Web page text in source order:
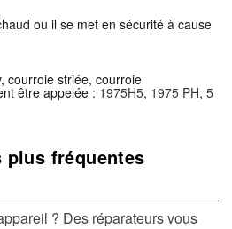
ou il se met en sécurité à cause
courroie striée, courroie
être appelée : 1975H5, 1975 PH, 5
fréquentes
? Des réparateurs vous